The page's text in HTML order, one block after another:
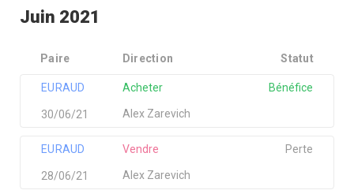
Juin 2021
Paire Direction Statut
EURAUD
Alex Zarevich
Acheter
30/06/21
Bénéfice
EURAUD
Alex Zarevich
Vendre
28/06/21
Perte